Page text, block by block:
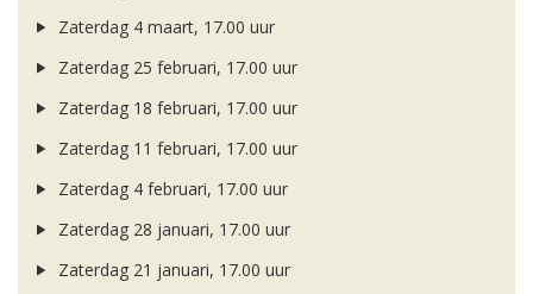
Zaterdag 4 maart, 17.00 uur
Zaterdag 25 februari, 17.00 uur
Zaterdag 18 februari, 17.00 uur
Zaterdag 11 februari, 17.00 uur
Zaterdag 4 februari, 17.00 uur
Zaterdag 28 januari, 17.00 uur
Zaterdag 21 januari, 17.00 uur